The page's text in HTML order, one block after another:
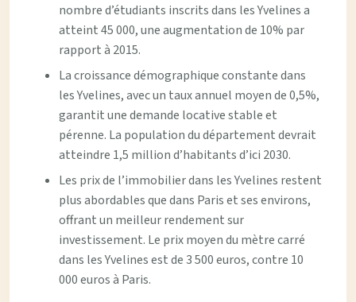
nombre d’étudiants inscrits dans les Yvelines a
atteint 45 000, une augmentation de 10% par
rapport à 2015.
La croissance démographique constante dans
les Yvelines, avec un taux annuel moyen de 0,5%,
garantit une demande locative stable et
pérenne. La population du département devrait
atteindre 1,5 million d’habitants d’ici 2030.
Les prix de l’immobilier dans les Yvelines restent
plus abordables que dans Paris et ses environs,
offrant un meilleur rendement sur
investissement. Le prix moyen du mètre carré
dans les Yvelines est de 3 500 euros, contre 10
000 euros à Paris.